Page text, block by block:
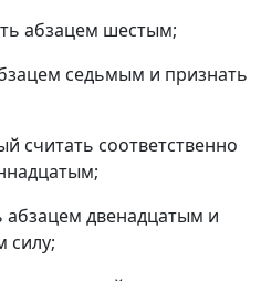
абзацем шестым;
седьмым и признать
считать соответственно
абзацем двенадцатым и
силу;